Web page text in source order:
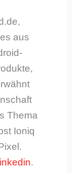
aus
Thema
Ioniq
.